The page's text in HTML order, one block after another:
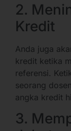
2.
Kredit
Anda juga
kredit ketika
referensi.
seorang
angka kredit
3.